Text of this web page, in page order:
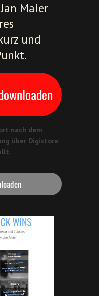
Maier
und
nach dem
über Digistore